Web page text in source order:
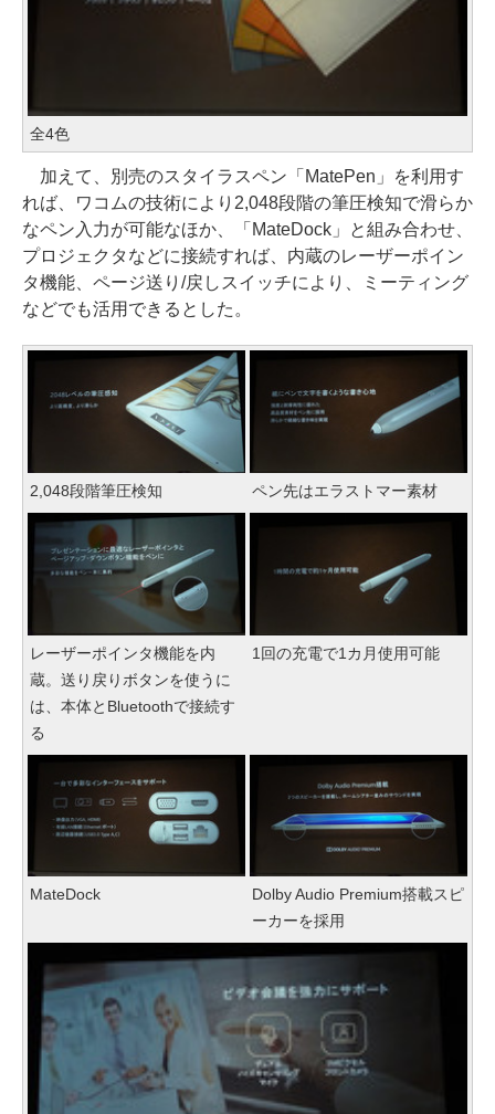
全4色
加えて、別売のスタイラスペン「MatePen」を利用す
れば、ワコムの技術により2,048段階の筆圧検知で滑らか
なペン入力が可能なほか、「MateDock」と組み合わせ、
プロジェクタなどに接続すれば、内蔵のレーザーポイン
タ機能、ページ送り/戻しスイッチにより、ミーティング
などでも活用できるとした。
2,048段階筆圧検知 ペン先はエラストマー素材
レーザーポインタ機能を内
蔵。送り戻りボタンを使うに
は、本体とBluetoothで接続す
る
1回の充電で1カ月使用可能
MateDock
Dolby Audio Premium搭載スピ
ーカーを採用